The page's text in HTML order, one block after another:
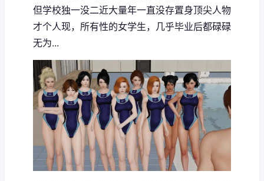
但学校独一没二近大量年一直没存置身顶尖人物
才个人现，所有性的女学生，几乎毕业后都碌碌
无为...